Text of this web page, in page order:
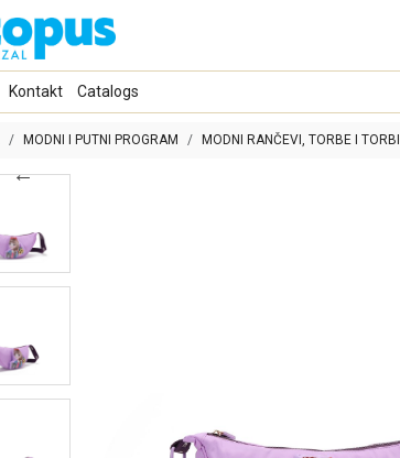
Kontakt Catalogs
MODNI I PUTNI PROGRAM MODNI RANČEVI, TORBE I